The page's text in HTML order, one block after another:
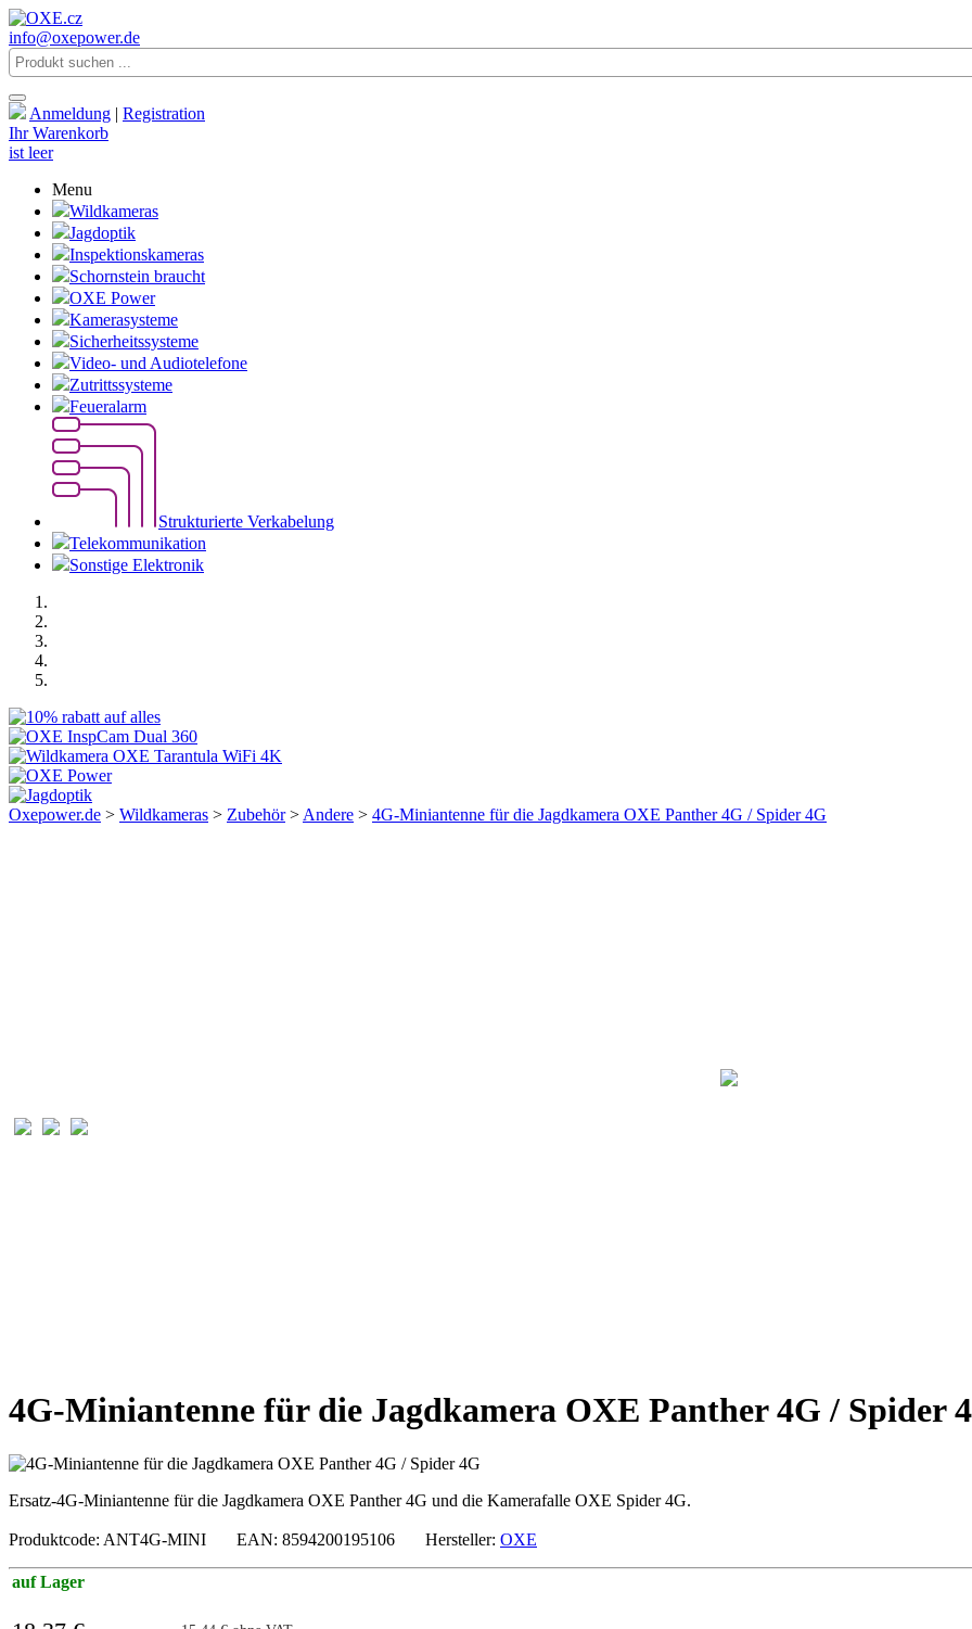
info@oxepower.de
Anmeldung | Registration
Ihr Warenkorb
ist leer
Menu
Wildkameras
Jagdoptik
Inspektionskameras
Schornstein braucht
OXE Power
Kamerasysteme
Sicherheitssysteme
Video- und Audiotelefone
Zutrittssysteme
Feueralarm
Strukturierte Verkabelung
Telekommunikation
Sonstige Elektronik
Oxepower.de > Wildkameras > Zubehör> Andere > 4G-Miniantenne für die Jagdkamera OXE Panther 4G / Spider 4G
4G-Miniantenne für die Jagdkamera OXE Panther 4G / Spider
Ersatz-4G-Miniantenne für die Jagdkamera OXE Panther 4G und die Kamerafalle OXE Spider 4G.
Produktcode: ANT4G-MINI EAN: 8594200195106 Hersteller: OXE
auf Lager